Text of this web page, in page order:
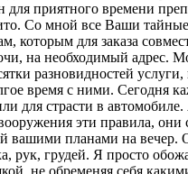
приятного времени
Со мной все Ваши
которым для заказа
на необходимый адрес.
разновидностей
время с ними. Сегодня
для страсти в
эти правила,
вашими планами на вечер.
грудей. Я просто